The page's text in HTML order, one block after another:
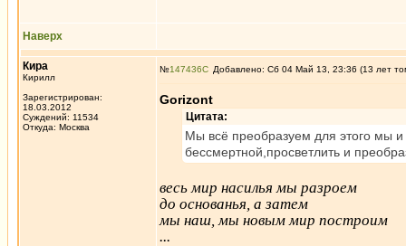
Наверх
Кира
Кирилл
Зарегистрирован:
18.03.2012
Суждений: 11534
Откуда: Москва
№147436 Добавлено: Сб 04 Май 13, 23:36 (13 лет
Gorizont
Цитата:
Мы всё преобразуем для этого мы
бессмертной,просветлить и
весь мир насилья мы разроем
до основанья, а затем
мы наш, мы новым мир построим
...